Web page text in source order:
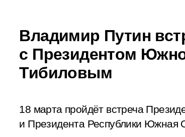
Владимир Путин
с Президентом
Тибиловым
18 марта пройдёт встреча
и Президента Республики Южная